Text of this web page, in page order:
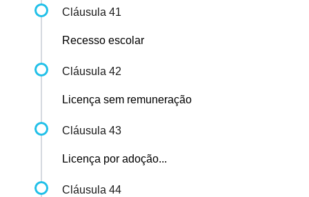
Cláusula 41
Recesso escolar
Cláusula 42
Licença sem remuneração
Cláusula 43
Licença por adoção...
Cláusula 44